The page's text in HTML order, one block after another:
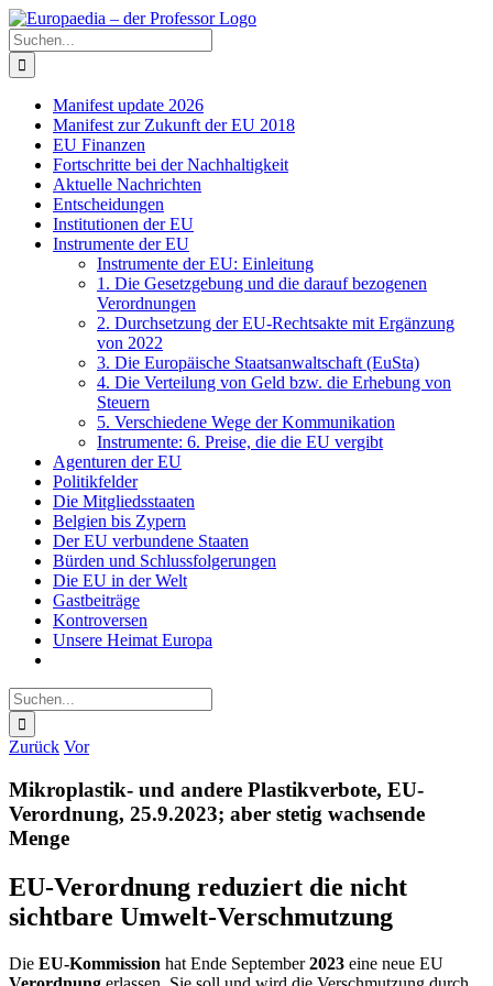
Zum
Inhalt
springen
Facebook
X
Instagram
Pinterest
Suche
nach:
Manifest update 2026
Manifest zur Zukunft der EU 2018
EU Finanzen
Fortschritte bei der Nachhaltigkeit
Aktuelle Nachrichten
Entscheidungen
Institutionen der EU
Instrumente der EU
Instrumente der EU: Einleitung
1. Die Gesetzgebung und die darauf bezogenen
Verordnungen
2. Durchsetzung der EU-Rechtsakte mit Ergänzung
von 2022
3. Die Europäische Staatsanwaltschaft (EuSta)
4. Die Verteilung von Geld bzw. die Erhebung von
Steuern
5. Verschiedene Wege der Kommunikation
Instrumente: 6. Preise, die die EU vergibt
Agenturen der EU
Politikfelder
Die Mitgliedsstaaten
Belgien bis Zypern
Der EU verbundene Staaten
Bürden und Schlussfolgerungen
Die EU in der Welt
Gastbeiträge
Kontroversen
Unsere Heimat Europa
Suche
nach:
Zurück Vor
Mikroplastik- und andere Plastikverbote, EU-
Verordnung, 25.9.2023; aber stetig wachsende
Menge
EU-Verordnung reduziert die nicht
sichtbare Umwelt-Verschmutzung
Die EU-Kommission hat Ende September2023 eine neue EU